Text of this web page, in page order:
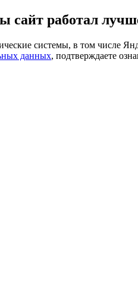
сайт работал
системы, в том числе
данных, подтверждаете